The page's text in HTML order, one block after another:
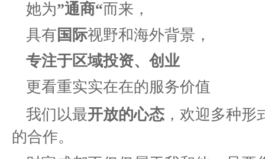
她为”通商“而来，
具有 国际视野和海外背景，
专注于区域投资、创业
更看重实实在在的服务价值
我们以最开放的心态 ，欢迎多种形
的合作。